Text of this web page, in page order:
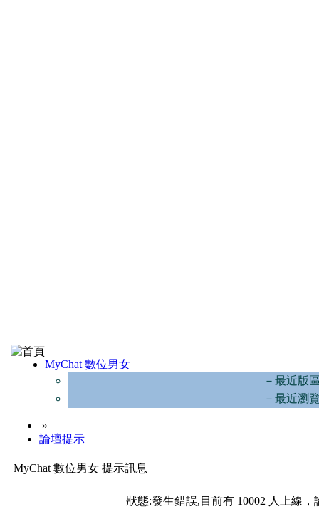
MyChat 數位男女
－最近版
－最近瀏
»
論壇提示
MyChat 數位男女 提示訊息
狀態:發生錯誤,目前有 10002 人上線